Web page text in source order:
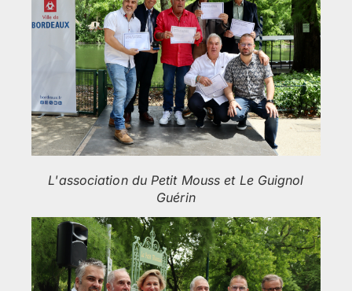
L'association du Petit Mouss et Le Guignol
Guérin